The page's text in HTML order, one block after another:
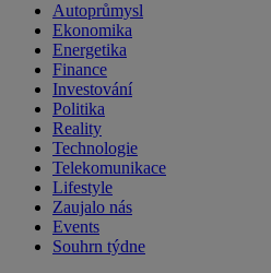
Autoprůmysl
Ekonomika
Energetika
Finance
Investování
Politika
Reality
Technologie
Telekomunikace
Lifestyle
Zaujalo nás
Events
Souhrn týdne